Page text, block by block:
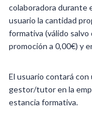
colaboradora durante
usuario la cantidad
formativa (válido
promoción a 0,00€) y
El usuario contará
gestor/tutor en la
estancia formativa.